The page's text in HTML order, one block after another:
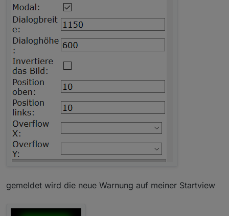
gemeldet wird die neue Warnung auf meiner Startview